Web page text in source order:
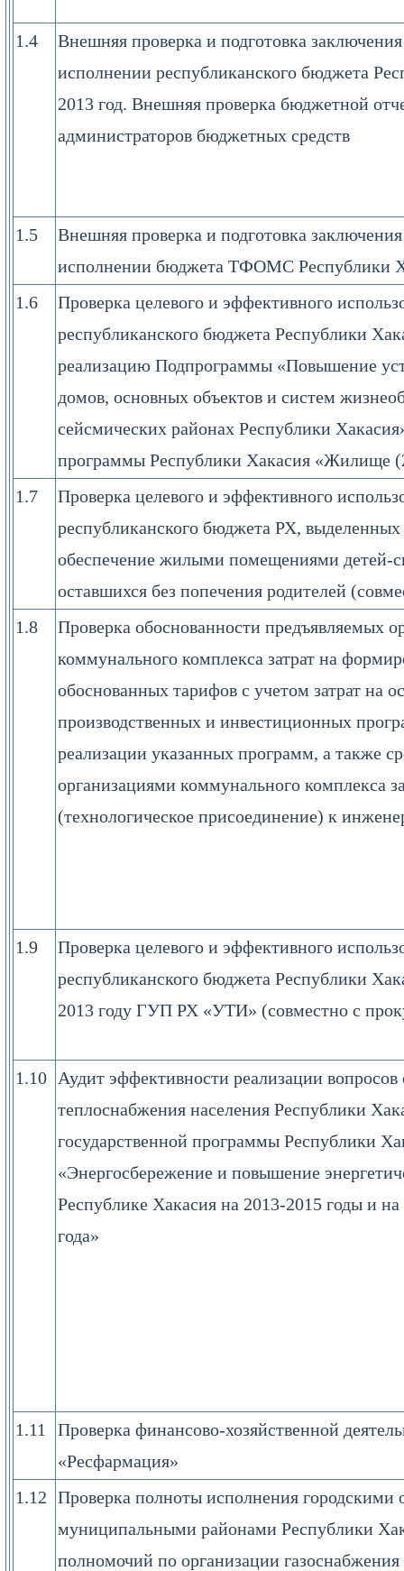
1.4
Внешняя проверка и подготовка
исполнении республиканского бюджета
2013 год. Внешняя проверка бюджетной
администраторов бюджетных средств
1.5
Внешняя проверка и подготовка
исполнении бюджета ТФОМС Республики
1.6
Проверка целевого и эффективного
республиканского бюджета Республики
реализацию Подпрограммы «Повышение
домов, основных объектов и систем
сейсмических районах Республики
программы Республики Хакасия «Жилище
1.7
Проверка целевого и эффективного
республиканского бюджета РХ, выделенных
обеспечение жилыми помещениями детей-
оставшихся без попечения родителей
1.8
Проверка обоснованности предъявляемых
коммунального комплекса затрат на
обоснованных тарифов с учетом затрат на
производственных и инвестиционных
реализации указанных программ, а также
организациями коммунального комплекса
(технологическое присоединение) к
1.9
Проверка целевого и эффективного
республиканского бюджета Республики
2013 году ГУП РХ «УТИ» (совместно с
1.10
Аудит эффективности реализации вопросов
теплоснабжения населения Республики
государственной программы Республики
«Энергосбережение и повышение
Республике Хакасия на 2013-2015 годы и
года»
1.11
Проверка финансово-хозяйственной
«Ресфармация»
1.12 Проверка полноты исполнения городскими
муниципальными районами Республики
полномочий по организации газоснабжения